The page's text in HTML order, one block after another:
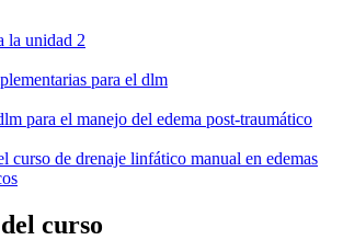
la unidad 2
para el dlm
para el manejo del edema post-traumático
curso de drenaje linfático manual en edemas
curso